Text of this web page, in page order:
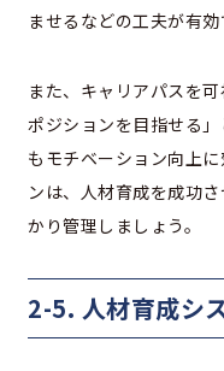
ませるなどの工夫が有効
また、キャリアパスを
ポジションを目指せる
もモチベーション向上
ンは、人材育成を成功
かり管理しましょう。
2-5. 人材育成シ